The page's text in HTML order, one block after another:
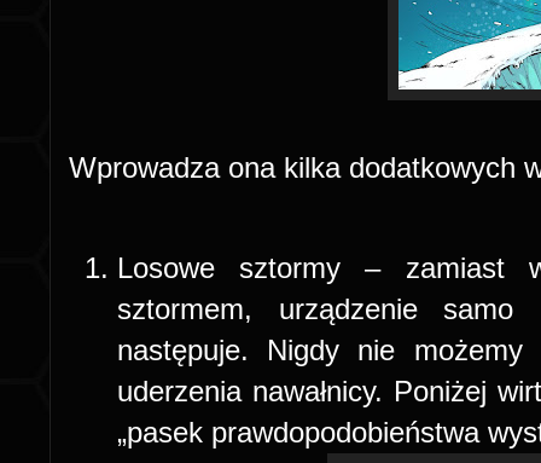
Wprowadza ona kilka dodatkowych
Losowe sztormy – zamiast
sztormem, urządzenie
następuje. Nigdy nie
uderzenia nawałnicy. Poniżej
„pasek prawdopodobieństwa